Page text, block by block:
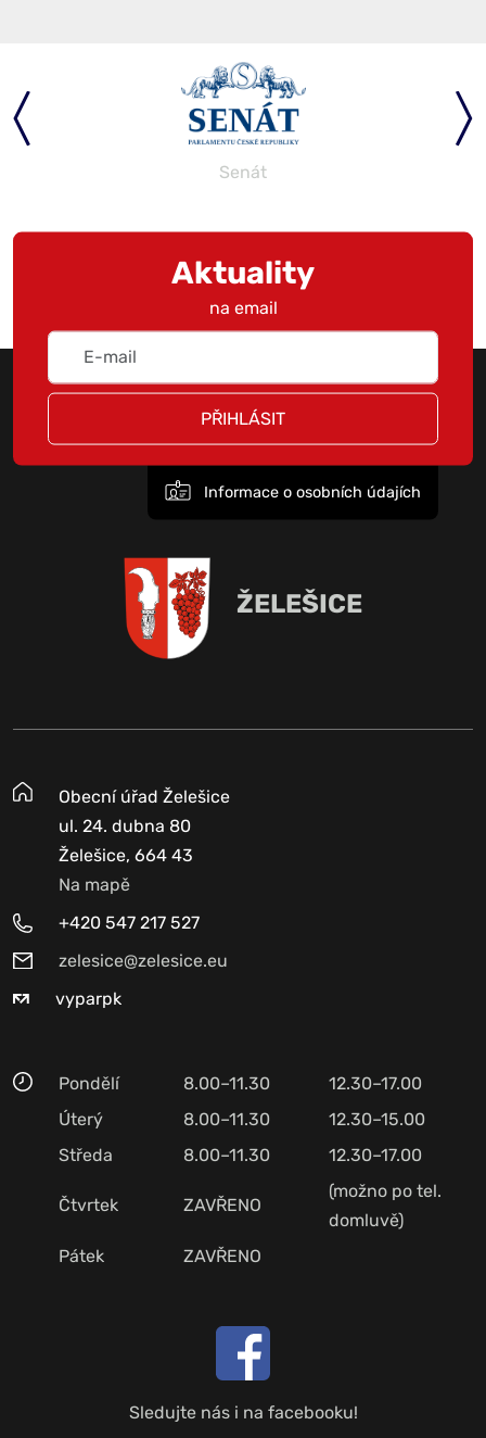
Senát
Aktuality
na email
PŘIHLÁSIT
Informace o osobních údajích
ŽELEŠICE
Obecní úřad Želešice
ul. 24. dubna 80
Želešice, 664 43
Na mapě
+420 547 217 527
zelesice@zelesice.eu
vyparpk
Pondělí 8.00–11.30
12.30–17.00
Úterý
8.00–11.30
12.30–15.00
Středa
8.00–11.30 12.30–17.00
Čtvrtek ZAVŘENO
(možno po tel.
domluvě)
Pátek
ZAVŘENO
Sledujte nás i na facebooku!